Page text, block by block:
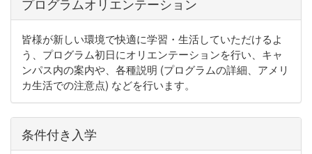
プログラムオリエンテーション
皆様が新しい環境で快適に学習・生活していただけるよ
う、プログラム初日にオリエンテーションを行い、キャ
ンパス内の案内や、各種説明 (プログラムの詳細、アメリ
カ生活での注意点) などを行います。
条件付き入学